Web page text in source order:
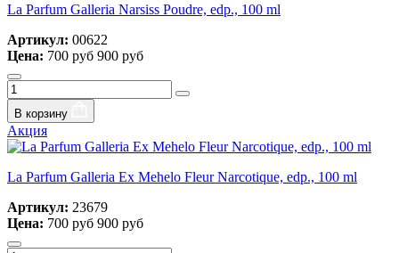
La Parfum Galleria Narsiss Poudre, edp., 100 ml
Артикул: 00622
Цена: 700 руб 900 руб
В корзину
Акция
La Parfum Galleria Ex Mehelo Fleur Narcotique, edp., 100 ml
Артикул: 23679
Цена: 700 руб 900 руб